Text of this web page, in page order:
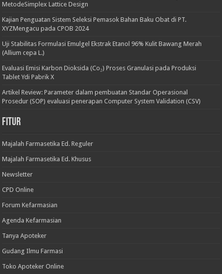
MetodeSimplex Lattice Design
Kajian Penguatan Sistem Seleksi Pemasok Bahan Baku Obat di PT.
XYZMengacu pada CPOB 2024
Uji Stabilitas Formulasi Emulgel Ekstrak Etanol 96% Kulit Bawang Merah
(Allium cepa L.)
Evaluasi Emisi Karbon Dioksida (Co₂) Proses Granulasi pada Produksi
Tablet Ydi Pabrik X
Artikel Review: Parameter dalam pembuatan Standar Operasional
Prosedur (SOP) evaluasi penerapan Computer System Validation (CSV)
Fitur
Majalah Farmasetika Ed. Reguler
Majalah Farmasetika Ed. Khusus
Newsletter
CPD Online
Forum Kefarmasian
Agenda Kefarmasian
Tanya Apoteker
Gudang Ilmu Farmasi
Toko Apoteker Online